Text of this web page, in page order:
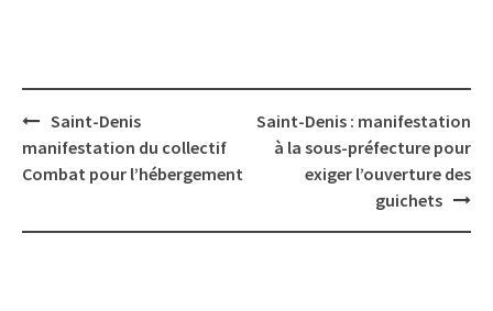
Post
navigation
Saint-Denis
manifestation du collectif
Combat pour l’hébergement
Saint-Denis : manifestation
à la sous-préfecture pour
exiger l’ouverture des
guichets